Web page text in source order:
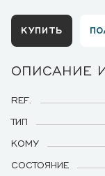
КУПИТЬ
ОПИСАНИЕ
REF.
ТИП
КОМУ
СОСТОЯНИЕ